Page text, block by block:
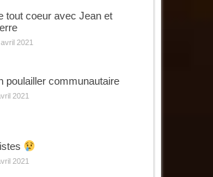
tout coeur avec Jean et
2021
poulailler communautaire
2021
2021